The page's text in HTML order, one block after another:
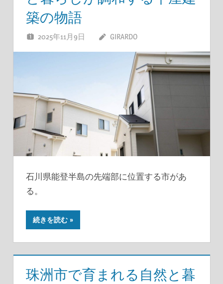
築の物語
2025年11月9日 GIRARDO
石川県能登半島の先端部に位置する市があ
る。
続きを読む
珠洲市で育まれる自然と暮